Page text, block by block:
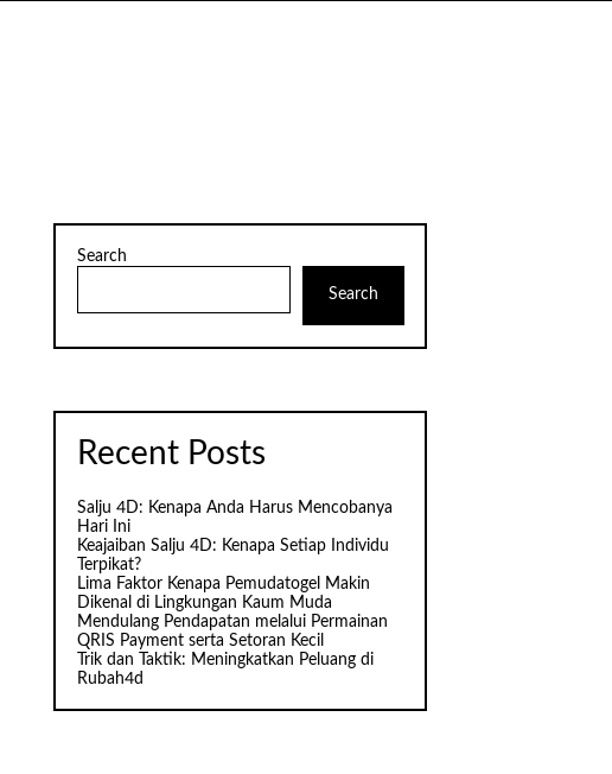
Search
Search
Recent Posts
Salju 4D: Kenapa Anda Harus Mencobanya
Hari Ini
Keajaiban Salju 4D: Kenapa Setiap Individu
Terpikat?
Lima Faktor Kenapa Pemudatogel Makin
Dikenal di Lingkungan Kaum Muda
Mendulang Pendapatan melalui Permainan
QRIS Payment serta Setoran Kecil
Trik dan Taktik: Meningkatkan Peluang di
Rubah4d